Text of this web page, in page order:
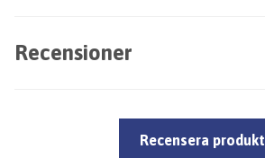
Recensioner
Recensera produkt